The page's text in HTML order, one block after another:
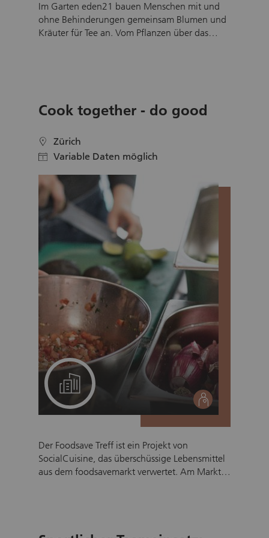
Im Garten eden21 bauen Menschen mit und
ohne Behinderungen gemeinsam Blumen und
Kräuter für Tee an. Vom Pflanzen über das
Berührungsängste ab, macht individuelle
Zusammenarbeit auf Augenhöhe für alle
bereichernd und gewinnbringend ist – in der
Gemeinschaft wie auch am Markt.
Cook together - do good
location Zürich
calendar Variable Daten möglich
Ein Projekt für Ihr Team
social
Der Foodsave Treff ist ein Projekt von
SocialCuisine, das überschüssige Lebensmittel
aus dem foodsavemarkt verwertet. Am Markt